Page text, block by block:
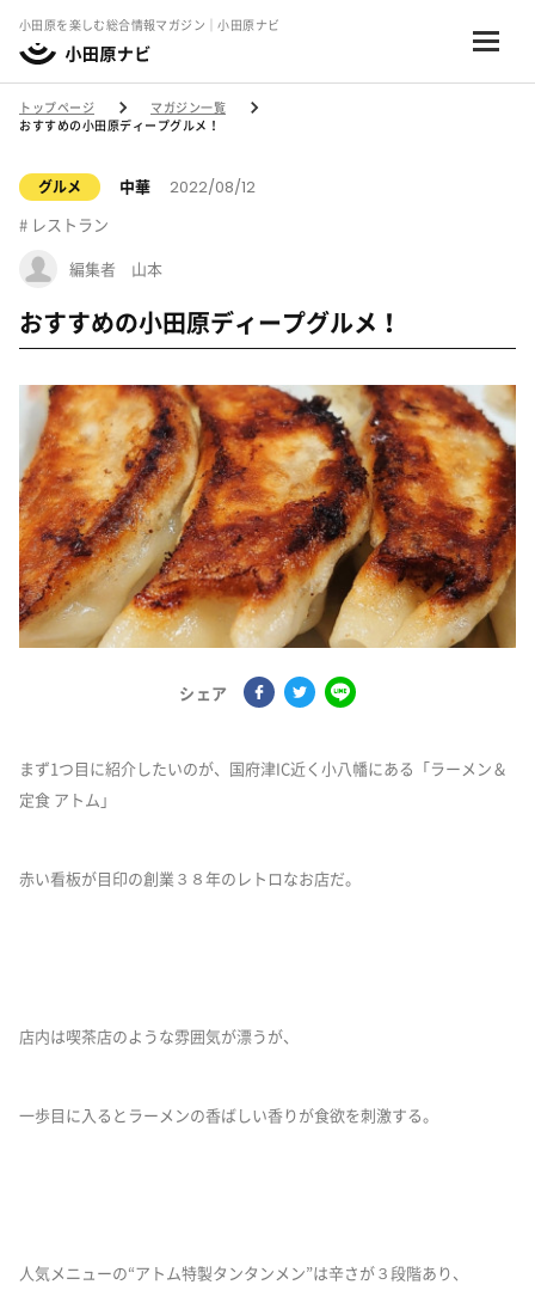
小田原を楽しむ総合情報マガジン｜小田原ナビ
トップページ
マガジン一覧
おすすめの小田原ディープグルメ！
グルメ 中華 2022/08/12
レストラン
編集者 山本
おすすめの小田原ディープグルメ！
シェア
まず1つ目に紹介したいのが、国府津IC近く小八幡にある「ラーメン＆
定食 アトム」
赤い看板が目印の創業３８年のレトロなお店だ。
店内は喫茶店のような雰囲気が漂うが、
一歩目に入るとラーメンの香ばしい香りが食欲を刺激する。
人気メニューの“アトム特製タンタンメン”は辛さが３段階あり、